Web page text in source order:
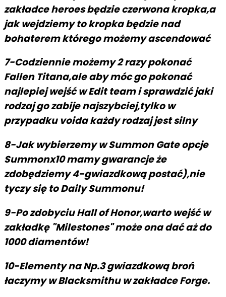
zakładce heroes będzie czerwona kropka,a
jak wejdziemy to kropka będzie nad
bohaterem którego możemy ascendować
7-Codziennie możemy 2 razy pokonać
Fallen Titana,ale aby móc go pokonać
najlepiej wejść w Edit team i sprawdzić jaki
rodzaj go zabije najszybciej,tylko w
przypadku voida każdy rodzaj jest silny
8-Jak wybierzemy w Summon Gate opcje
Summonx10 mamy gwarancje że
zdobędziemy 4-gwiazdkową postać),nie
tyczy się to Daily Summonu!
9-Po zdobyciu Hall of Honor,warto wejść w
zakładkę "Milestones" może ona dać aż do
1000 diamentów!
10-Elementy na Np.3 gwiazdkową broń
łaczymy w Blacksmithu w zakładce Forge.